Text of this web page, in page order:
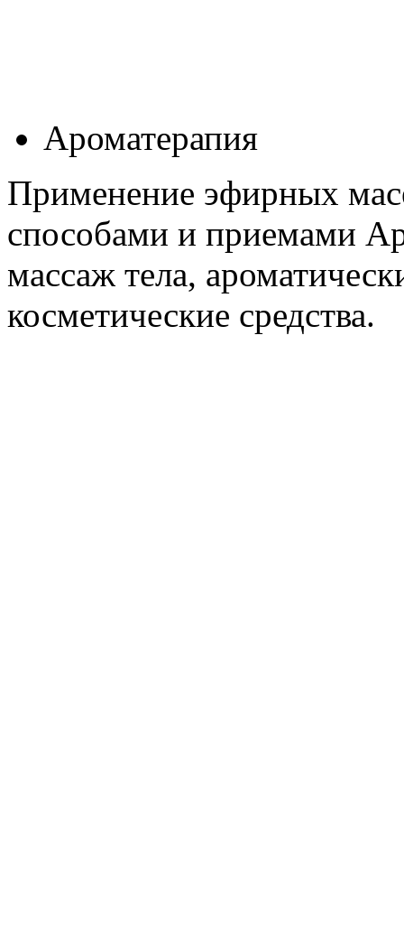
Ароматерапия
Применение эфирных
способами и приемами
массаж тела,
косметические средства.